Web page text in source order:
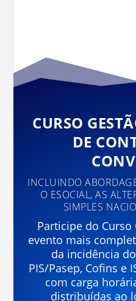
CURSO
DE
INCLUINDO
O ESOCIAL, AS
SIMPLES
Participe do
evento mais
da incidência do
PIS/Pasep, Cofins e
com carga
distribuídas ao